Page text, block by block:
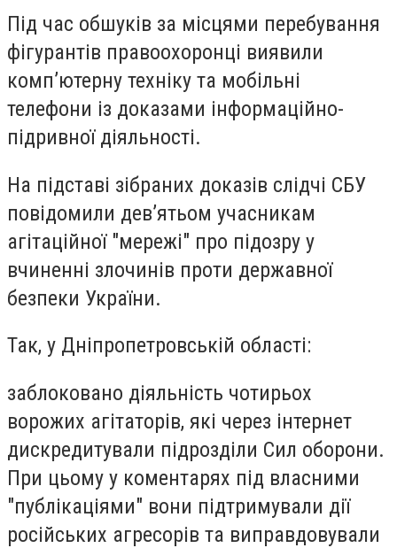
Під час обшуків за місцями перебування
фігурантів правоохоронці виявили
комп’ютерну техніку та мобільні
телефони із доказами інформаційно-
підривної діяльності.
На підставі зібраних доказів слідчі СБУ
повідомили дев’ятьом учасникам
агітаційної "мережі" про підозру у
вчиненні злочинів проти державної
безпеки України.
Так, у Дніпропетровській області:
заблоковано діяльність чотирьох
ворожих агітаторів, які через інтернет
дискредитували підрозділи Сил оборони.
При цьому у коментарях під власними
"публікаціями" вони підтримували дії
російських агресорів та виправдовували